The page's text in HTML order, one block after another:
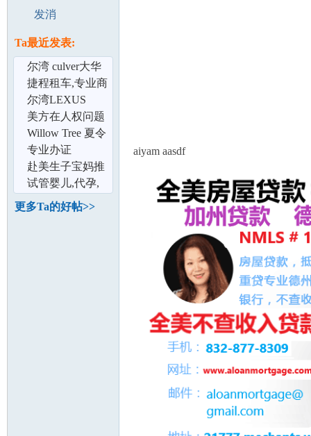
发消
Ta最近发表:
尔湾 culver大华
旁 两房
townhouse整租
捷程租车,专业商
业保险,正规经营
尔湾LEXUS
RX350 闲置车出
租4个月,价格便
宜
美方在人权问题
上的双重标准“始
终如一”
Willow Tree 夏令
营 2015
专业办证
赴美生子宝妈推
荐瘦身下奶月子
餐食谱
试管婴儿,代孕,
赴美生子,选择美
国培恩辅助
更多Ta的好帖>>
aiyam aasdf